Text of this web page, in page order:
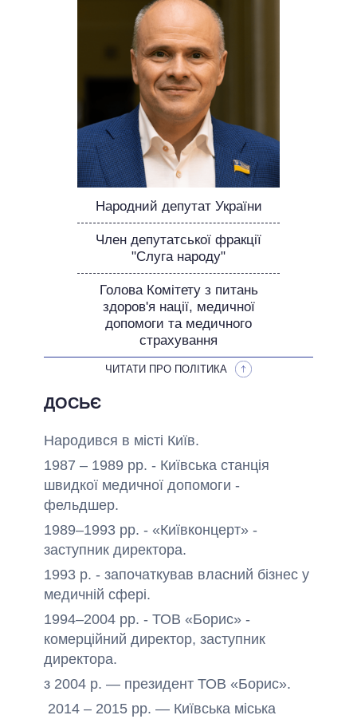
НЕВИКОНАНІ ОБІЦЯНКИ
ОБІЦЯНКИ У ПРОЦЕСІ
ВСІ ОБІЦЯНКИ
АРХІВНІ ОБІЦЯНКИ
Народний депутат України
Член депутатської фракції
"Слуга народу"
Голова Комітету з питань
здоров'я нації, медичної
допомоги та медичного
страхування
ЧИТАТИ ПРО ПОЛІТИКА
ДОСЬЄ
Народився в місті Київ.
1987 – 1989 рр. - Київська станція
швидкої медичної допомоги -
фельдшер.
1989–1993 рр. - «Київконцерт» -
заступник директора.
1993 р. - започаткував власний бізнес у
медичній сфері.
1994–2004 рр. - ТОВ «Борис» -
комерційний директор, заступник
директора.
з 2004 р. — президент ТОВ «Борис».
2014 – 2015 рр. — Київська міська